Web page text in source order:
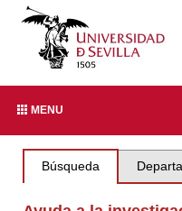
MENU
Búsqueda